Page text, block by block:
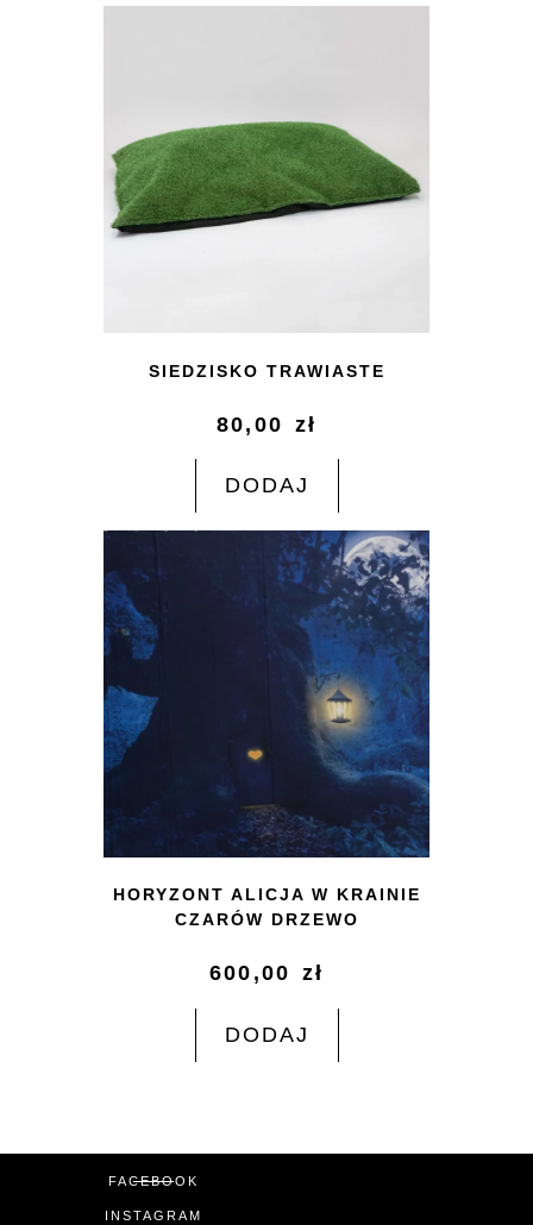
SIEDZISKO TRAWIASTE
80,00 zł
DODAJ
HORYZONT ALICJA W KRAINIE
CZARÓW DRZEWO
600,00 zł
DODAJ
FACEBOOK
INSTAGRAM